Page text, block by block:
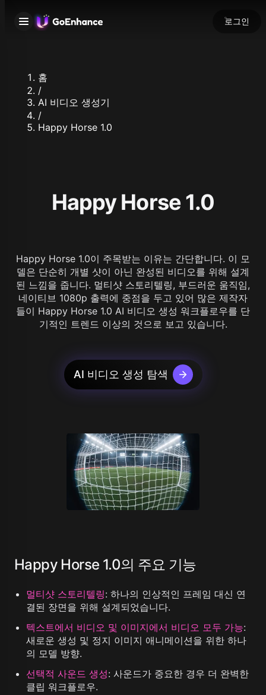
로그인
홈
/
AI 비디오 생성기
/
Happy Horse 1.0
Happy Horse 1.0
Happy Horse 1.0이 주목받는 이유는 간단합니다. 이 모
델은 단순히 개별 샷이 아닌 완성된 비디오를 위해 설계
된 느낌을 줍니다. 멀티샷 스토리텔링, 부드러운 움직임,
네이티브 1080p 출력에 중점을 두고 있어 많은 제작자
들이 Happy Horse 1.0 AI 비디오 생성 워크플로우를 단
기적인 트렌드 이상의 것으로 보고 있습니다.
AI 비디오 생성 탐색
Happy Horse 1.0의 주요 기능
멀티샷 스토리텔링: 하나의 인상적인 프레임 대신 연
결된 장면을 위해 설계되었습니다.
텍스트에서 비디오 및 이미지에서 비디오 모두 가능:
새로운 생성 및 정지 이미지 애니메이션을 위한 하나
의 모델 방향.
선택적 사운드 생성: 사운드가 중요한 경우 더 완벽한
클립 워크플로우.